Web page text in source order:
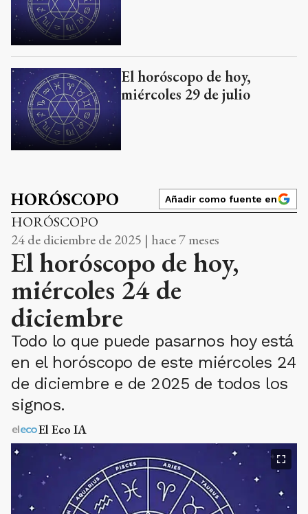
El horóscopo de hoy,
miércoles 29 de julio
HORÓSCOPO Añadir como fuente en
HORÓSCOPO
24 de diciembre de 2025 | hace 7 meses
El horóscopo de hoy,
miércoles 24 de
diciembre
Todo lo que puede pasarnos hoy está
en el horóscopo de este miércoles 24
de diciembre e de 2025 de todos los
signos.
El Eco IA